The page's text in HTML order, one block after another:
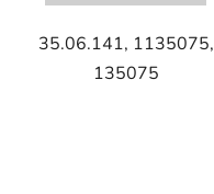
35.06.141, 1135075,
135075